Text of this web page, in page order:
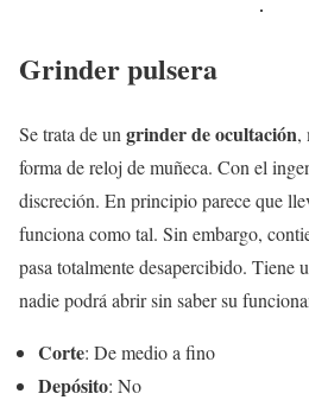
Grinder pulsera
Se trata de un grinder de ocultación,
forma de reloj de muñeca. Con el
discreción. En principio parece que
funciona como tal. Sin embargo,
pasa totalmente desapercibido. Tiene
nadie podrá abrir sin saber su
Corte: De medio a fino
Depósito: No